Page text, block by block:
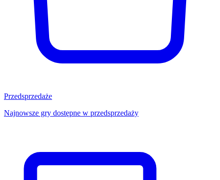
Przedsprzedaże
Najnowsze gry dostępne w przedsprzedaży